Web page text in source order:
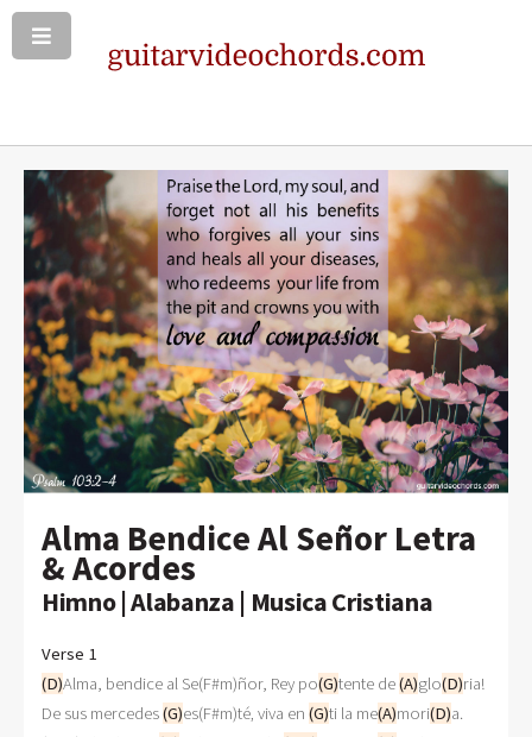
Alma Bendice Al Señor Letra
& Acordes
Himno | Alabanza | Musica Cristiana
Verse 1
(D)Alma, bendice al Se(F#m)ñor, Rey po(G)tente de (A)glo(D)ria!
De sus mercedes (G)es(F#m)té‚ viva en (G)ti la me(A)mori(D)a.